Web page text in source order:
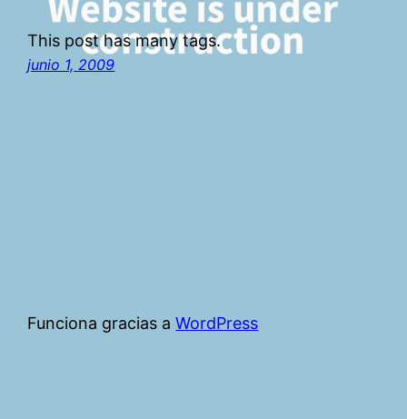
This post has many tags.
junio 1, 2009
Funciona gracias aWordPress